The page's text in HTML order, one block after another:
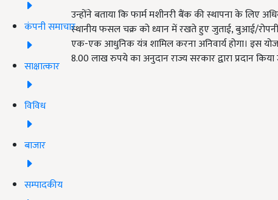
कंपनी समाचार
साक्षात्कार
विविध
बाजार
सम्पादकीय
उन्होंने बताया कि फार्म मशीनरी बैंक की स्थापना के लिए
स्थानीय फसल चक्र को ध्यान में रखते हुए जुताई, बुआई/
एक-एक आधुनिक यंत्र शामिल करना अनिवार्य होगा। इस
8.00 लाख रुपये का अनुदान राज्य सरकार द्वारा प्रदान